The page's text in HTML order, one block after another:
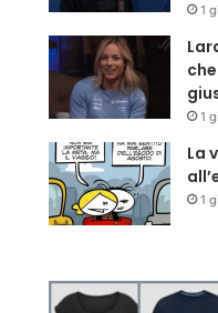
1
1
La
1